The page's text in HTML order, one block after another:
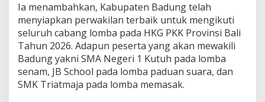
Ia menambahkan, Kabupaten Badung telah
menyiapkan perwakilan terbaik untuk mengikuti
seluruh cabang lomba pada HKG PKK Provinsi Bali
Tahun 2026. Adapun peserta yang akan mewakili
Badung yakni SMA Negeri 1 Kutuh pada lomba
senam, JB School pada lomba paduan suara, dan
SMK Triatmaja pada lomba memasak.